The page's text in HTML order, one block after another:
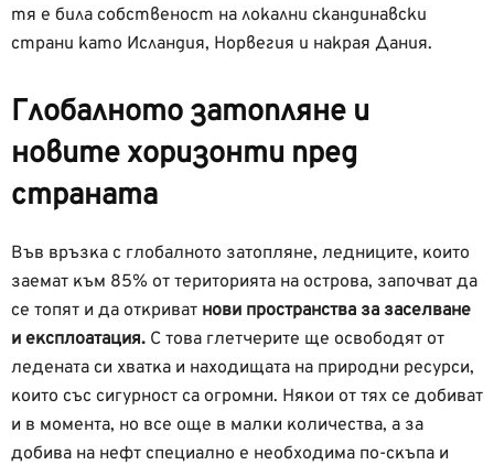
тя е била собственост на локални скандинавски
страни като Исландия, Норвегия и накрая Дания.
Глобалното затопляне и
новите хоризонти пред
страната
Във връзка с глобалното затопляне, ледниците, които
заемат към 85% от територията на острова, започват да
се топят и да откриват нови пространства за заселване
и експлоатация. С това глетчерите ще освободят от
ледената си хватка и находищата на природни ресурси,
които със сигурност са огромни. Някои от тях се добиват
и в момента, но все още в малки количества, а за
добива на нефт специално е необходима по-скъпа и